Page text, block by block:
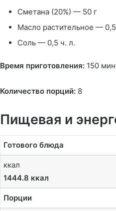
Сметана (20%) — 50 г
Масло растительное — 0,5
Соль — 0,5 ч. л.
Время приготовления: 150
Количество порций: 8
Пищевая и
Готового блюда
ккал
1444.8 ккал
Порции